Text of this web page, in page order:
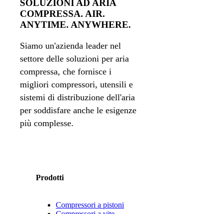
SOLUZIONI AD ARIA
COMPRESSA. AIR.
ANYTIME. ANYWHERE.
Siamo un'azienda leader nel
settore delle soluzioni per aria
compressa, che fornisce i
migliori compressori, utensili e
sistemi di distribuzione dell'aria
per soddisfare anche le esigenze
più complesse.
Prodotti
Compressori a pistoni